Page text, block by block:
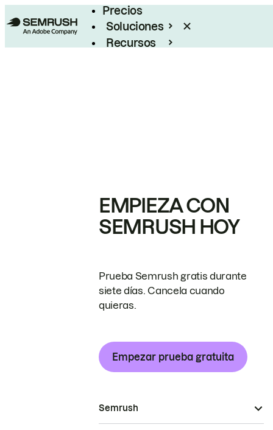
Precios
Soluciones
Recursos
EMPIEZA CON
SEMRUSH HOY
Prueba Semrush gratis durante
siete días. Cancela cuando
quieras.
Empezar prueba gratuita
Semrush